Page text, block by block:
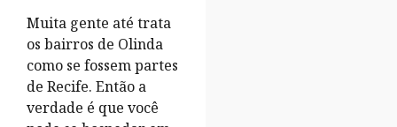
Muita gente até trata
os bairros de Olinda
como se fossem partes
de Recife. Então a
verdade é que você